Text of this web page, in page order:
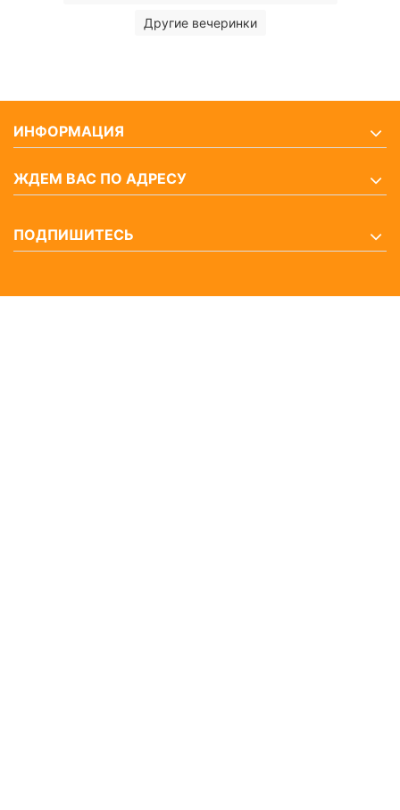
Другие вечеринки
ИНФОРМАЦИЯ
ЖДЕМ ВАС ПО АДРЕСУ
ПОДПИШИТЕСЬ